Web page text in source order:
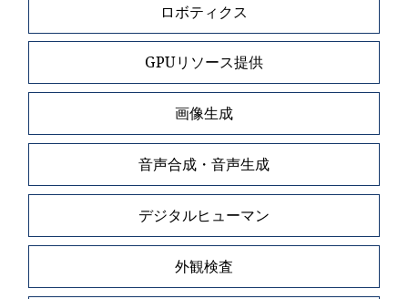
ロボティクス
GPUリソース提供
画像生成
音声合成・音声生成
デジタルヒューマン
外観検査